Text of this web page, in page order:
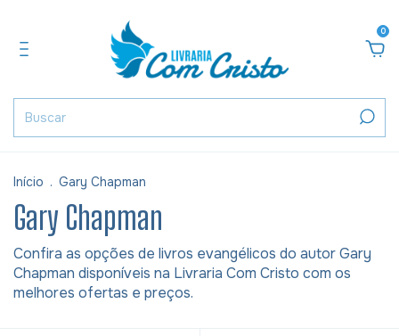
0
Início . Gary Chapman
Gary Chapman
Confira as opções de livros evangélicos do autor Gary
Chapman disponíveis na Livraria Com Cristo com os
melhores ofertas e preços.